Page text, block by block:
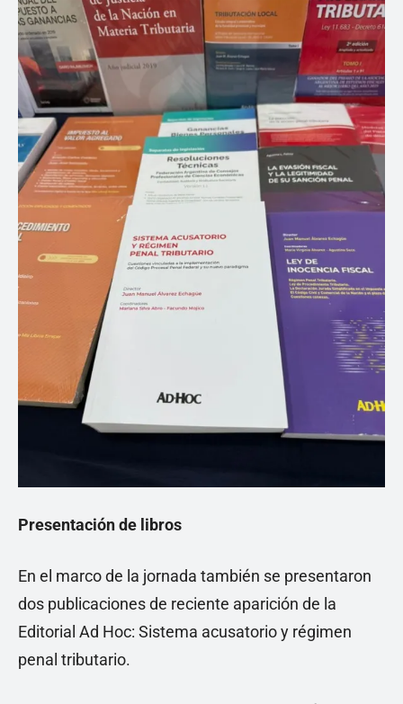
Presentación de libros
En el marco de la jornada también se presentaron
dos publicaciones de reciente aparición de la
Editorial Ad Hoc: Sistema acusatorio y régimen
penal tributario.